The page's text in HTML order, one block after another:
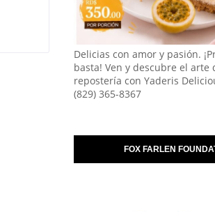
Delicias con amor y pasión.
basta! Ven y descubre el arte
repostería con Yaderis
(829) 365-8367
FOX FARLEN